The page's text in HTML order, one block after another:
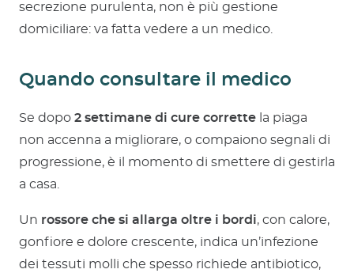
secrezione purulenta, non è più gestione
domiciliare: va fatta vedere a un medico.
Quando consultare il medico
Se dopo 2 settimane di cure corrette la piaga
non accenna a migliorare, o compaiono segnali di
progressione, è il momento di smettere di gestirla
a casa.
Un rossore che si allarga oltre i bordi, con calore,
gonfiore e dolore crescente, indica un’infezione
dei tessuti molli che spesso richiede antibiotico,